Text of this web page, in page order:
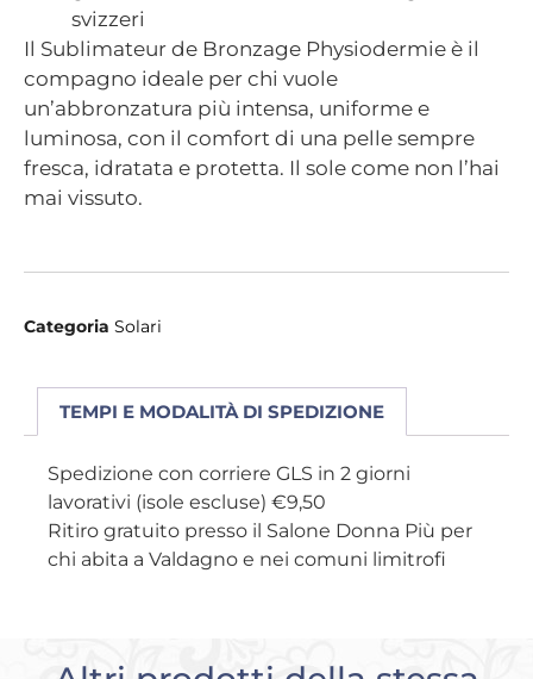
svizzeri
Il Sublimateur de Bronzage Physiodermie è il
compagno ideale per chi vuole
un’abbronzatura più intensa, uniforme e
luminosa, con il comfort di una pelle sempre
fresca, idratata e protetta. Il sole come non l’hai
mai vissuto.
Categoria Solari
TEMPI E MODALITÀ DI SPEDIZIONE
Spedizione con corriere GLS in 2 giorni
lavorativi (isole escluse) €9,50
Ritiro gratuito presso il Salone Donna Più per
chi abita a Valdagno e nei comuni limitrofi